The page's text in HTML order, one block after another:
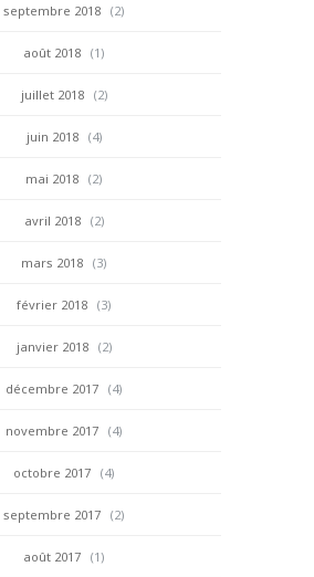
septembre 2018 (2)
août 2018 (1)
juillet 2018 (2)
juin 2018 (4)
mai 2018 (2)
avril 2018 (2)
mars 2018 (3)
février 2018 (3)
janvier 2018 (2)
décembre 2017 (4)
novembre 2017 (4)
octobre 2017 (4)
septembre 2017 (2)
août 2017 (1)